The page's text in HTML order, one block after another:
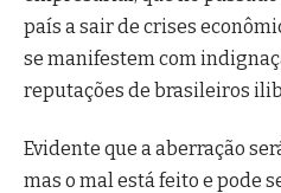
país a sair de crises
se manifestem com
reputações de brasileiros
Evidente que a aberração
mas o mal está feito e pode